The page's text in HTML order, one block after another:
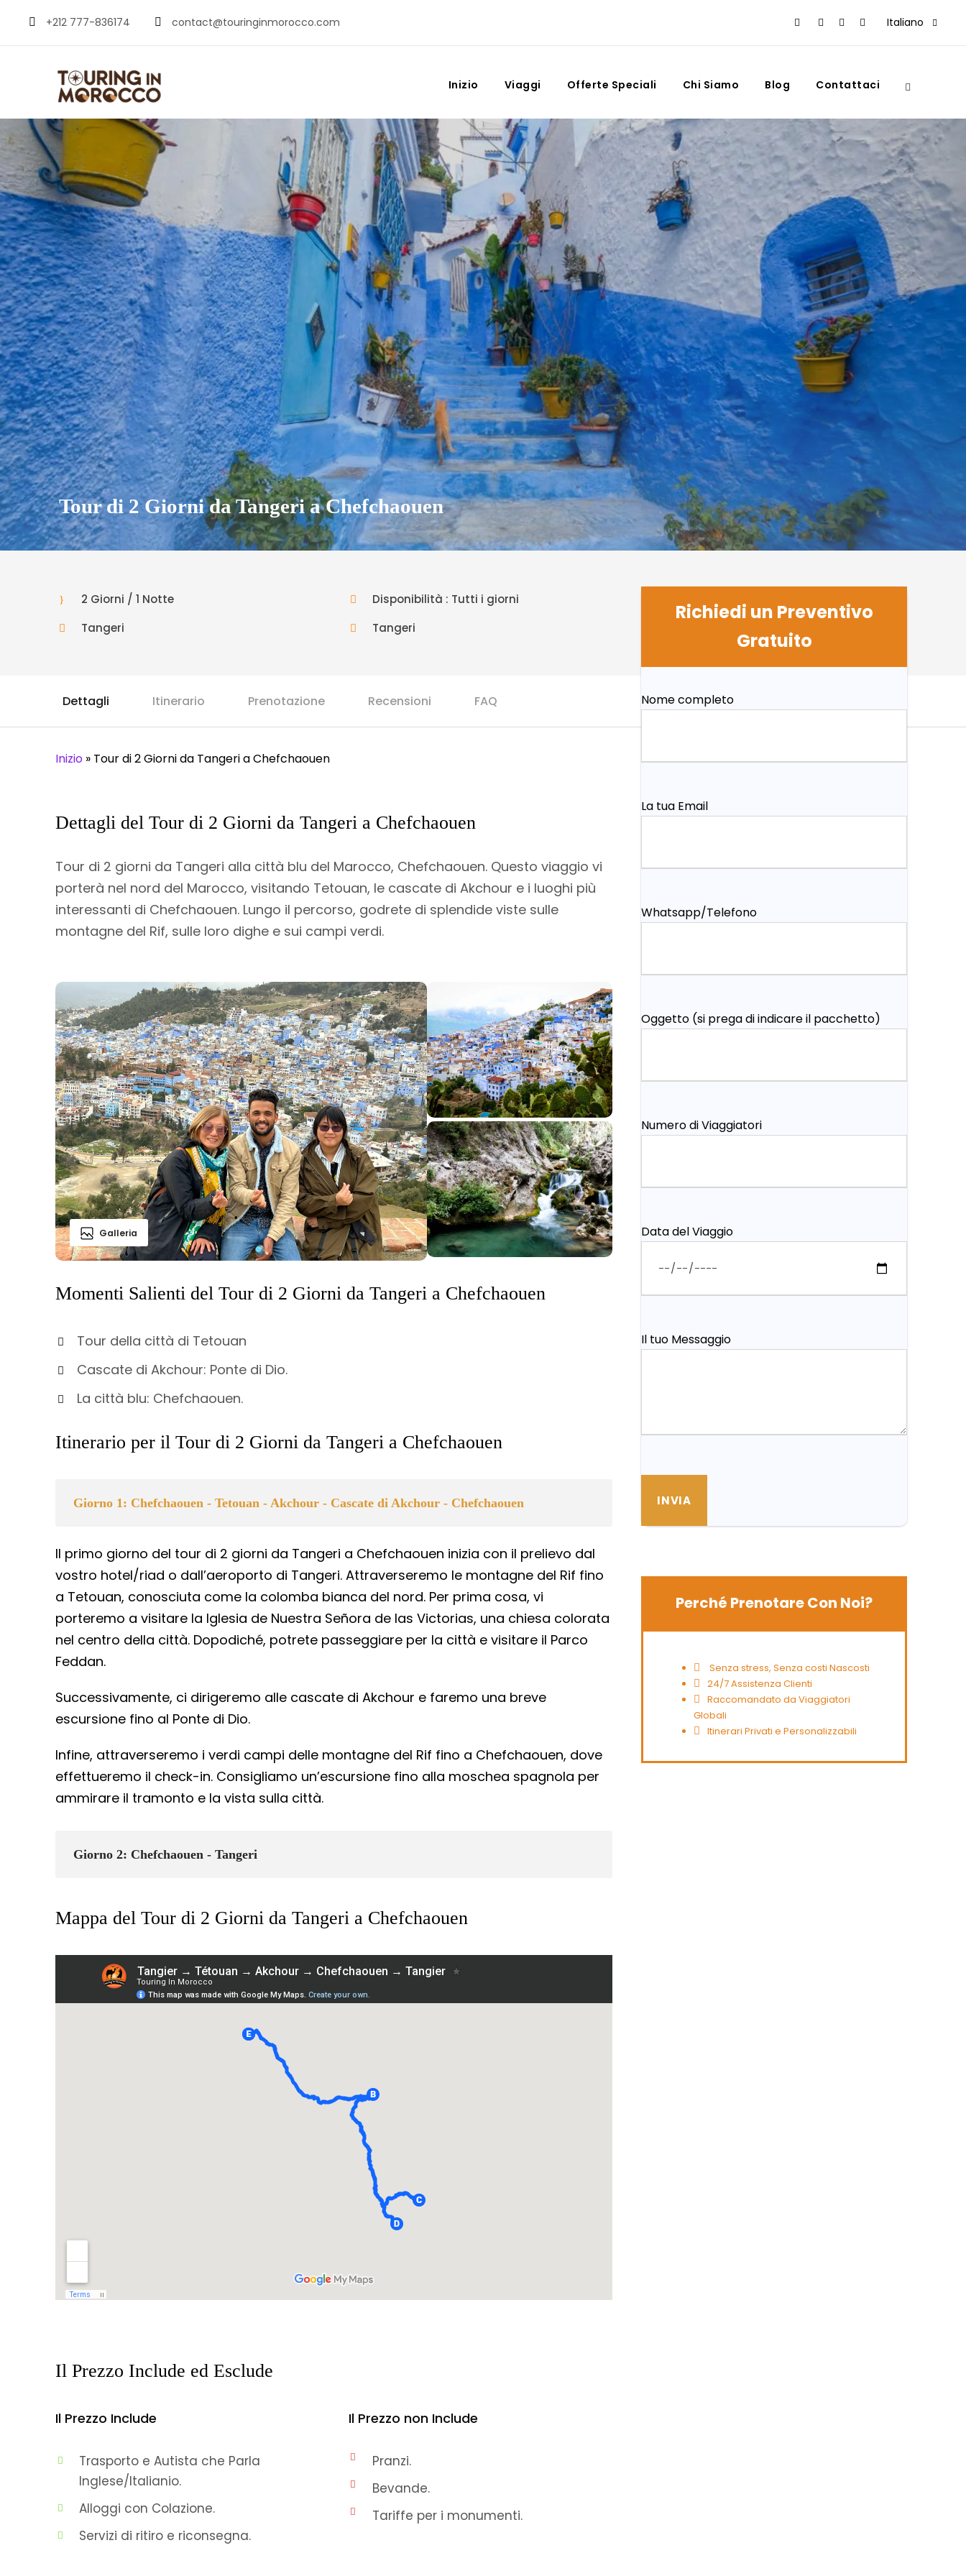
+212 777-836174 contact@touringinmorocco.com Italiano
Inizio Viaggi Offerte Speciali Chi Siamo Blog Contattaci
Tour di 2 Giorni da Tangeri a Chefchaouen
Richiedi un Preventivo
Gratuito
Nome completo
La tua Email
Whatsapp/Telefono
Oggetto (si prega di indicare il pacchetto)
Numero di Viaggiatori
Data del Viaggio
Il tuo Messaggio
Perché Prenotare Con Noi?
Senza stress, Senza costi Nascosti
24/7 Assistenza Clienti
Raccomandato da Viaggiatori
Globali
Itinerari Privati e Personalizzabili
2 Giorni / 1 Notte
Disponibilità : Tutti i giorni
Tangeri
Tangeri
Dettagli Itinerario Prenotazione Recensioni FAQ
Inizio » Tour di 2 Giorni da Tangeri a Chefchaouen
Dettagli del Tour di 2 Giorni da Tangeri a Chefchaouen
Tour di 2 giorni da Tangeri alla città blu del Marocco, Chefchaouen. Questo viaggio vi
porterà nel nord del Marocco, visitando Tetouan, le cascate di Akchour e i luoghi più
interessanti di Chefchaouen. Lungo il percorso, godrete di splendide viste sulle
montagne del Rif, sulle loro dighe e sui campi verdi.
Galleria
Momenti Salienti del Tour di 2 Giorni da Tangeri a Chefchaouen
Tour della città di Tetouan
Cascate di Akchour: Ponte di Dio.
La città blu: Chefchaouen.
Itinerario per il Tour di 2 Giorni da Tangeri a Chefchaouen
Giorno 1: Chefchaouen - Tetouan - Akchour - Cascate di Akchour - Chefchaouen
Il primo giorno del tour di 2 giorni da Tangeri a Chefchaouen inizia con il prelievo dal
vostro hotel/riad o dall’aeroporto di Tangeri. Attraverseremo le montagne del Rif fino
a Tetouan, conosciuta come la colomba bianca del nord. Per prima cosa, vi
porteremo a visitare la Iglesia de Nuestra Señora de las Victorias, una chiesa colorata
nel centro della città. Dopodiché, potrete passeggiare per la città e visitare il Parco
Feddan.
Successivamente, ci dirigeremo alle cascate di Akchour e faremo una breve
escursione fino al Ponte di Dio.
Infine, attraverseremo i verdi campi delle montagne del Rif fino a Chefchaouen, dove
effettueremo il check-in. Consigliamo un’escursione fino alla moschea spagnola per
ammirare il tramonto e la vista sulla città.
Giorno 2: Chefchaouen - Tangeri
Mappa del Tour di 2 Giorni da Tangeri a Chefchaouen
Il Prezzo Include ed Esclude
Il Prezzo Include
Trasporto e Autista che Parla
Inglese/Italianio.
Alloggi con Colazione.
Servizi di ritiro e riconsegna.
Il Prezzo non Include
Pranzi.
Bevande.
Tariffe per i monumenti.